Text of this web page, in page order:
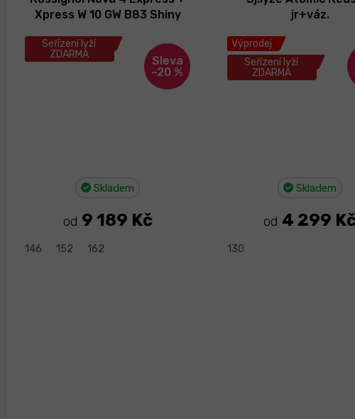
Seřízení lyží
ZDARMA
–20 %
Xpress W 10 GW B83 Shiny
Skladem
od 9 189 Kč
146 152 162
Výprodej
Seřízení lyží
ZDARMA
jr+váz.
Skladem
od 4 299
130